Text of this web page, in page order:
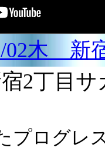
02木 新
宿2丁目
プログレ